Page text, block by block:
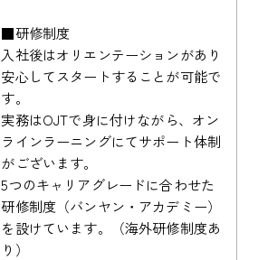
■研修制度
入社後はオリエンテーションがあり
安心してスタートすることが可能で
す。
実務はOJTで身に付けながら、オン
ラインラーニングにてサポート体制
がございます。
5つのキャリアグレードに合わせた
研修制度（バンヤン・アカデミー）
を設けています。（海外研修制度あ
り）